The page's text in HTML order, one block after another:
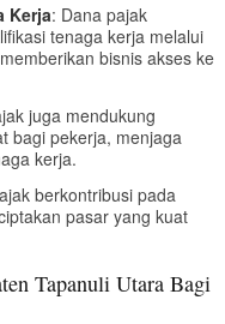
Kerja: Dana pajak
tenaga kerja melalui
bisnis akses ke
juga mendukung
bagi pekerja, menjaga
kerja.
berkontribusi pada
pasar yang kuat
Tapanuli Utara Bagi